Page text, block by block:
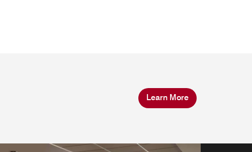
Learn More